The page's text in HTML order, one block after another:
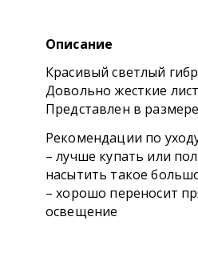
Описание
Красивый светлый
Довольно жесткие
Представлен в
Рекомендации по
– лучше купать или
насытить такое
– хорошо переносит
освещение